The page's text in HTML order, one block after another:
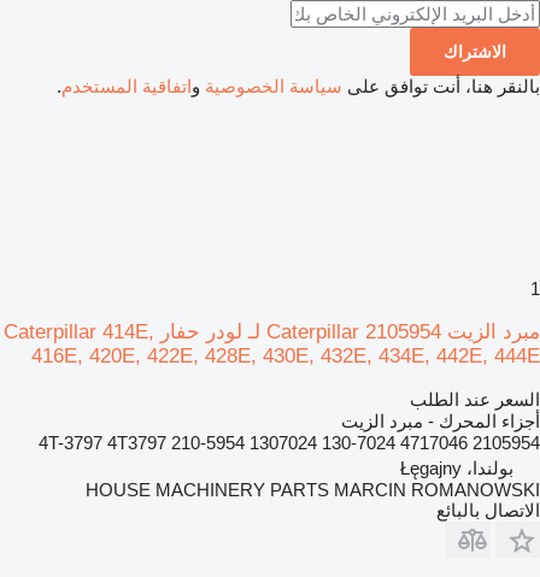
الاشتراك
بالنقر هنا، أنت توافق على سياسة الخصوصية واتفاقية المستخدم.
1
مبرد الزيت Caterpillar 2105954 لـ لودر حفار Caterpillar 414E,
416E, 420E, 422E, 428E, 430E, 432E, 434E, 442E, 444E
السعر عند الطلب
أجزاء المحرك - مبرد الزيت
2105954 4717046 130-7024 1307024 4T-3797 4T3797 210-5954
بولندا، Łęgajny
HOUSE MACHINERY PARTS MARCIN ROMANOWSKI
الاتصال بالبائع